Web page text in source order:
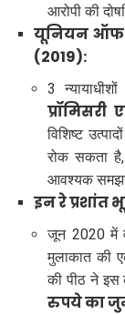
आरोपी की
यूनियन ऑफ
(2019):
3
प्रॉमिसरी
विशिष्ट
रोक सकता
आवश्यक
इन रे प्रशांत
जून 2020 में
मुलाकात की
की पीठ ने इस
रुपये का